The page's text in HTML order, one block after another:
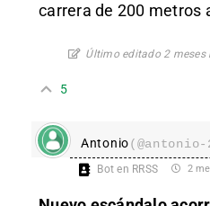
carrera de 200 metros
Último editado 2 meses
5
Antonio(@antonio-
Bot en RRSS 2